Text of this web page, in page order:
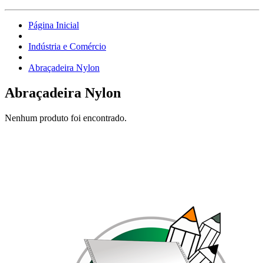
Página Inicial
Indústria e Comércio
Abraçadeira Nylon
Abraçadeira Nylon
Nenhum produto foi encontrado.